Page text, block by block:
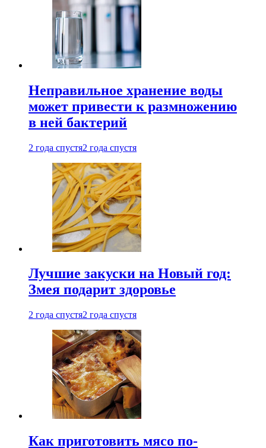
Неправильное хранение воды
может привести к размножению
в ней бактерий
2 года спустя2 года спустя
Лучшие закуски на Новый год:
Змея подарит здоровье
2 года спустя2 года спустя
Как приготовить мясо по-